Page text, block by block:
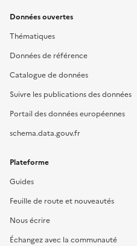
Données ouvertes
Thématiques
Données de référence
Catalogue de données
Suivre les publications des données
Portail des données européennes
schema.data.gouv.fr
Plateforme
Guides
Feuille de route et nouveautés
Nous écrire
Échangez avec la communauté